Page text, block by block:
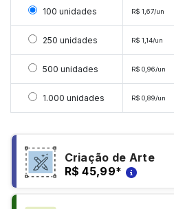
Selecionar 100 unidades
100 unidades R$ 1,67/un
Selecionar 250 unidades
250 unidades R$ 1,14/un
Selecionar 500 unidades
500 unidades R$ 0,96/un
Selecionar 1000 unidades
1.000 unidades R$ 0,89/un
Criação de Arte
R$ 45,99*